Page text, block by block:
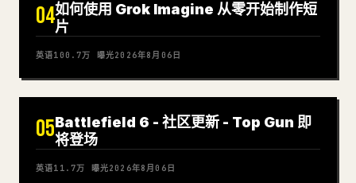
04如何使用 Grok Imagine 从零开始制作短
片
英语100.7万 曝光2026年8月06日
05Battlefield 6 - 社区更新 - Top Gun 即
将登场
英语11.7万 曝光2026年8月06日